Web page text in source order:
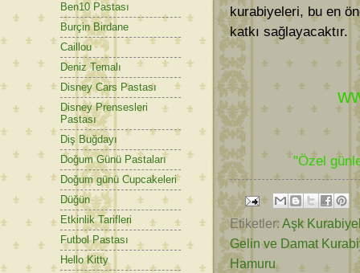
kurabiyeleri, bu en
katkı sağlayacaktır.
"Özel
Etiketler:Aşk
Gelin ve Damat
Hamuru
Ben10 Pastası
Burçin Birdane
Caillou
Deniz Temalı
Disney Cars Pastası
Disney Prensesleri
Pastası
Diş Buğdayı
Doğum Günü Pastaları
Doğum günü Cupcakeleri
Düğün
Etkinlik Tarifleri
Futbol Pastası
Hello Kitty